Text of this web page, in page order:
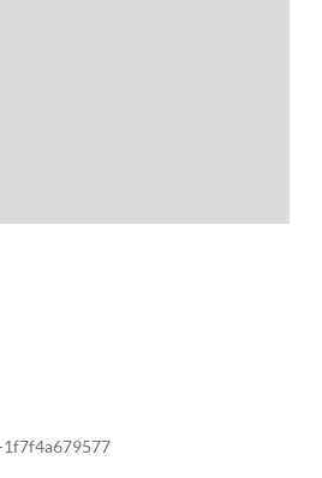
1f7f4a679577